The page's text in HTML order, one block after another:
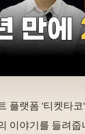
플랫폼 '티켓타
이야기를 들려줍